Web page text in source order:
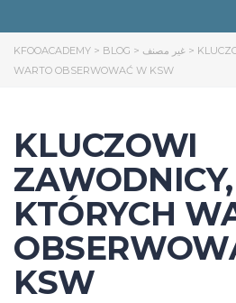
KFOOACADEMY > BLOG > غير مصنف >
WARTO OBSERWOWAĆ W KSW
KLUCZOWI
ZAWODNICY,
KTÓRYCH
KSW